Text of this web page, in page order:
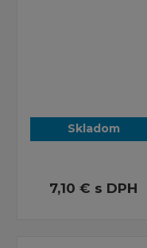
Skladom
7,10 € s DPH